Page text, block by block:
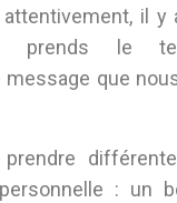
attentivement, il y
prends le
que
: un